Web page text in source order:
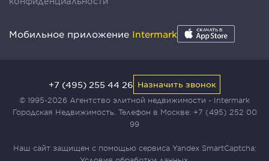
Мобильное приложение Intermark
© 1995-2026 Агентство элитной недвижимости - Intermark
Городская Недвижимость. Телефон в Москве: +7 (495) 252 00
99
Наш сайт защищен с помощью сервиса Yandex SmartCaptcha:
+7 (495) 255 44 26 Назначить звонок